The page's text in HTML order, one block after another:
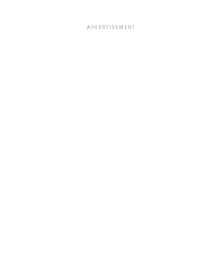
ADVERTISEMENT